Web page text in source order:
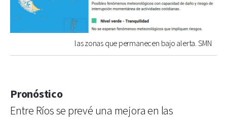
las zonas que permanecen bajo alerta. SMN
Pronóstico
Entre Ríos se prevé una mejora en las